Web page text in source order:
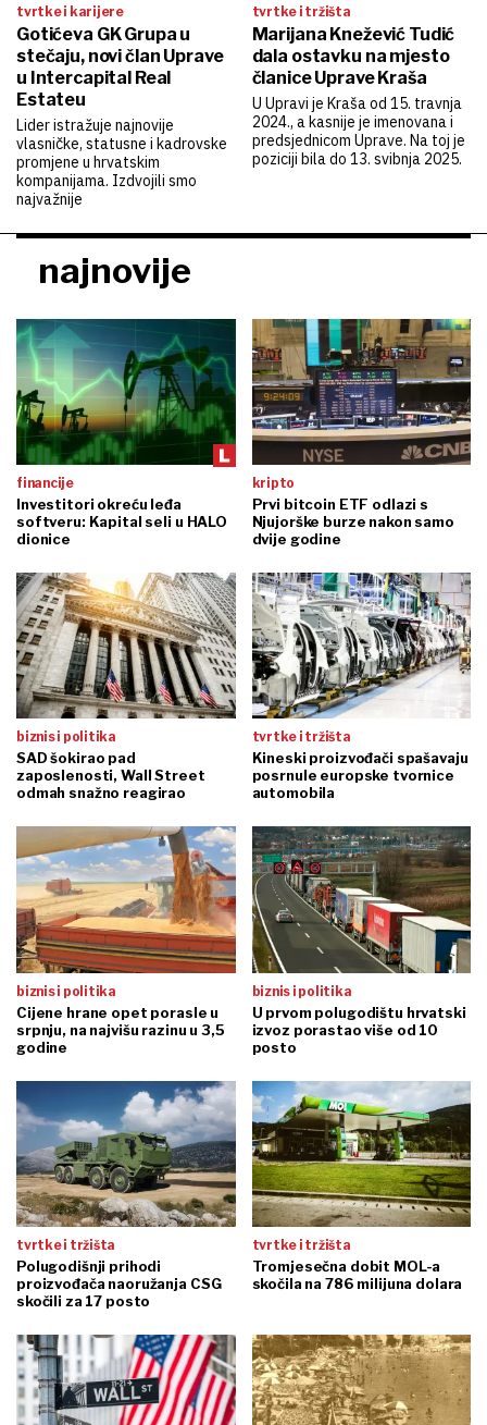
tvrtke i karijere
Gotićeva GK Grupa u
stečaju, novi član Uprave
u Intercapital Real
Estateu
Lider istražuje najnovije
vlasničke, statusne i kadrovske
promjene u hrvatskim
kompanijama. Izdvojili smo
najvažnije
tvrtke i tržišta
Marijana Knežević Tudić
dala ostavku na mjesto
članice Uprave Kraša
U Upravi je Kraša od 15. travnja
2024., a kasnije je imenovana i
predsjednicom Uprave. Na toj je
poziciji bila do 13. svibnja 2025.
najnovije
financije
Investitori okreću leđa
softveru: Kapital seli u HALO
dionice
kripto
Prvi bitcoin ETF odlazi s
Njujorške burze nakon samo
dvije godine
biznis i politika
SAD šokirao pad
zaposlenosti, Wall Street
odmah snažno reagirao
tvrtke i tržišta
Kineski proizvođači spašavaju
posrnule europske tvornice
automobila
biznis i politika
Cijene hrane opet porasle u
srpnju, na najvišu razinu u 3,5
godine
biznis i politika
U prvom polugodištu hrvatski
izvoz porastao više od 10
posto
tvrtke i tržišta
Polugodišnji prihodi
proizvođača naoružanja CSG
skočili za 17 posto
tvrtke i tržišta
Tromjesečna dobit MOL-a
skočila na 786 milijuna dolara